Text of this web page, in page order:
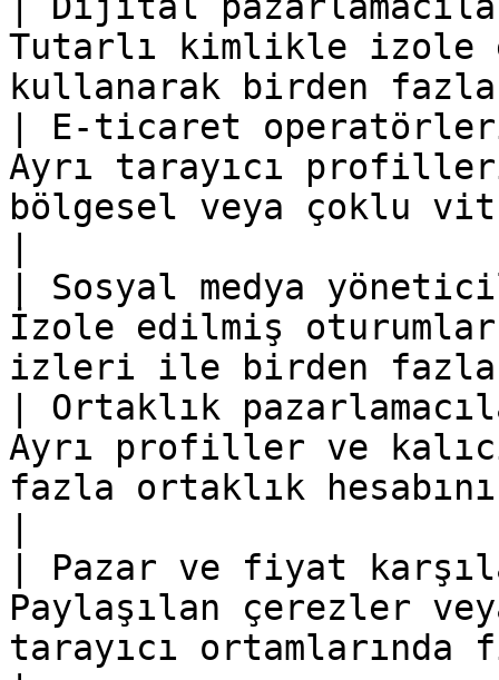
Tutarlı kimlikle izole
kullanarak birden fazla
| E-ticaret
Ayrı tarayıcı
bölgesel veya çoklu
| Sosyal medya
İzole edilmiş
izleri ile birden fazla
| Ortaklık
Ayrı profiller ve
fazla ortaklık
| Pazar ve fiyat
Paylaşılan çerezler
tarayıcı ortamlarında